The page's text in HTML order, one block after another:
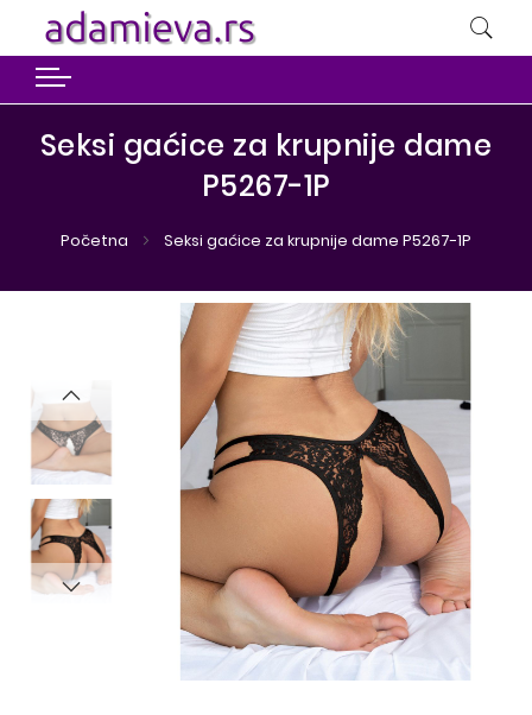
Seksi gaćice za krupnije dame
P5267-1P
Početna Seksi gaćice za krupnije dame P5267-1P
galerije
slika
galerije
slika